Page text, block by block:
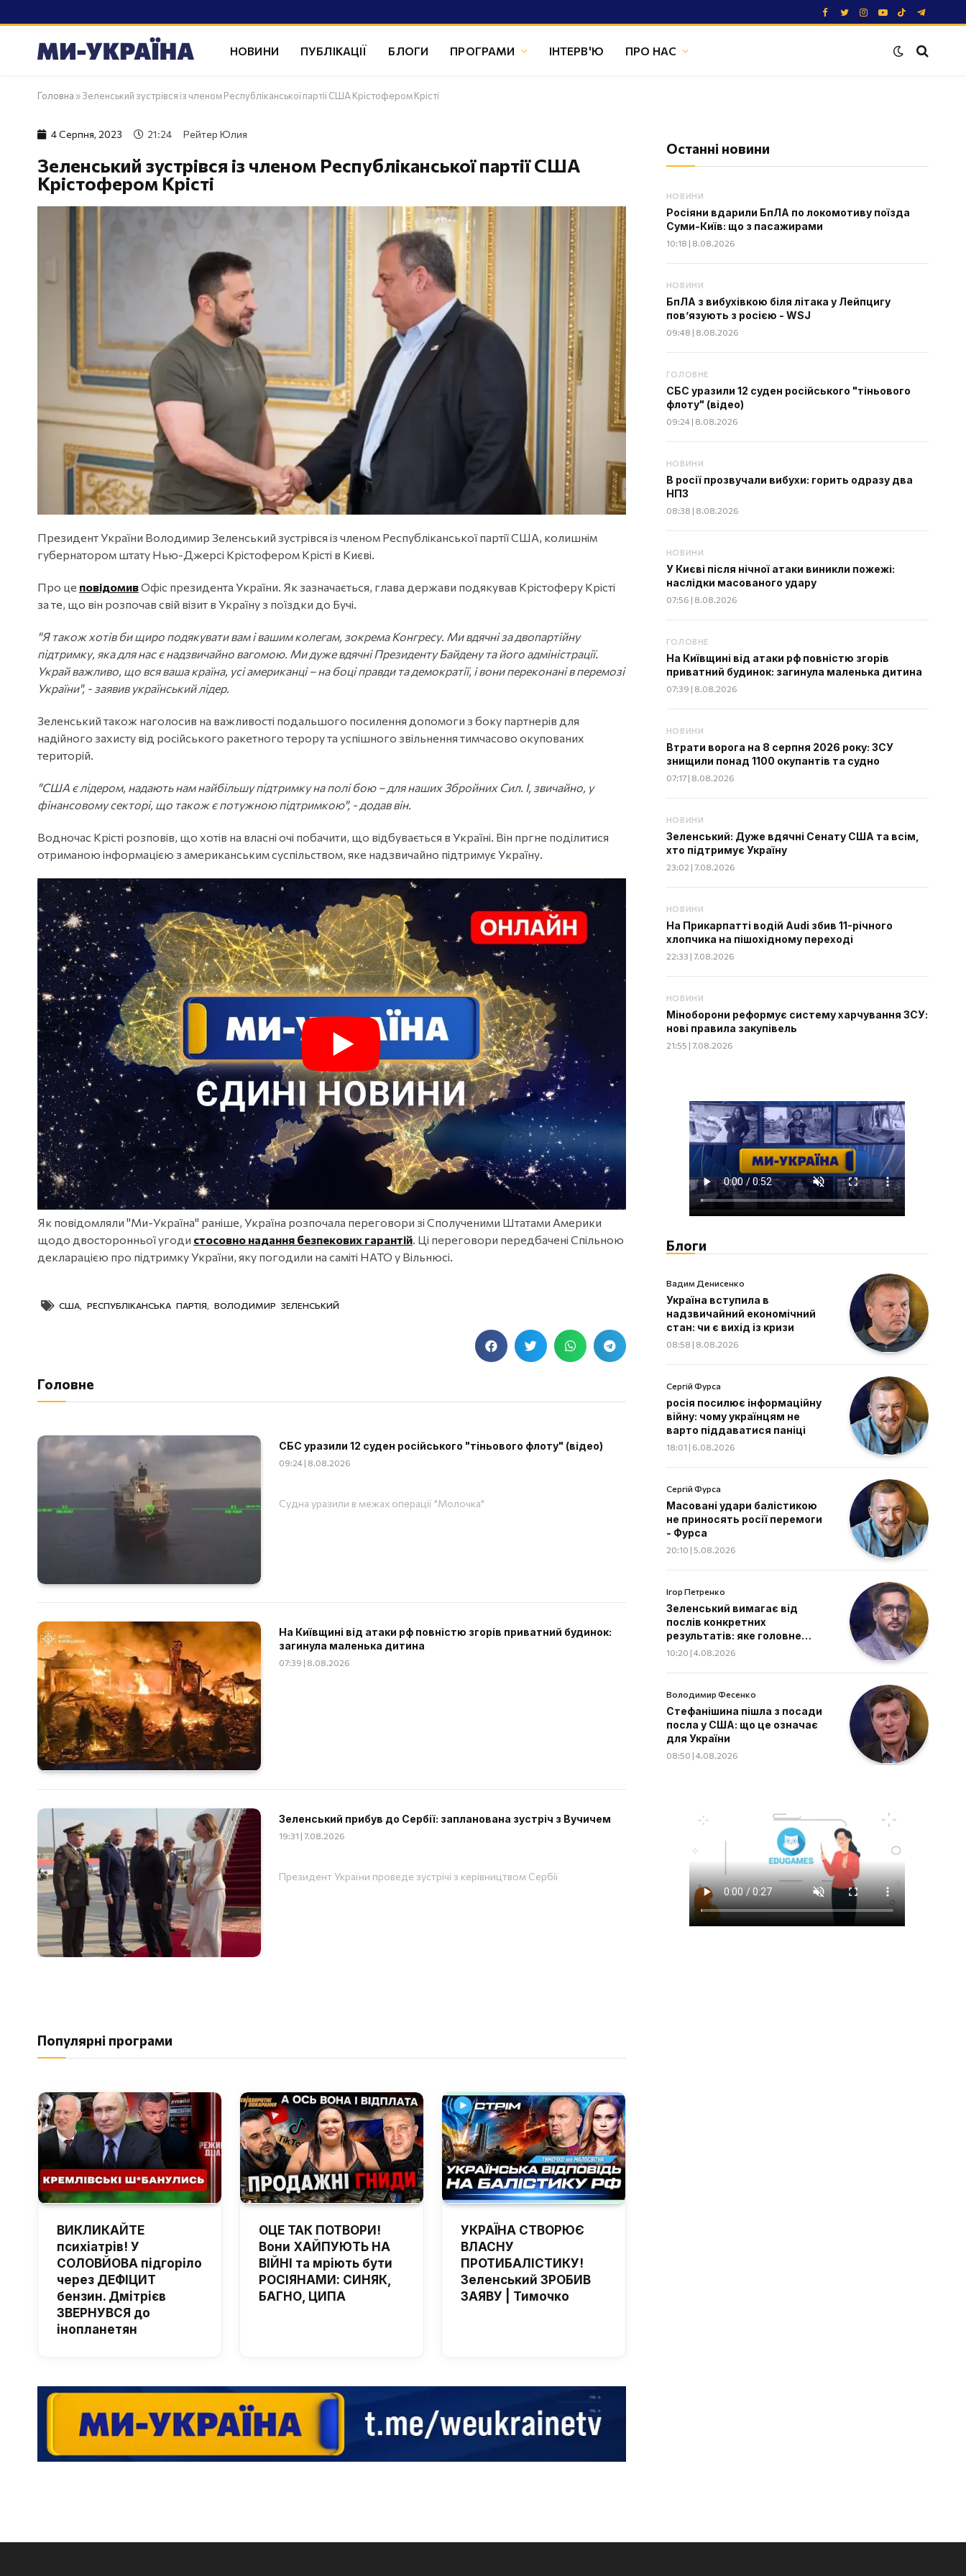
Facebook
TwitterInstagram
YouTube
TikTokTelegram
НОВИНИ ПУБЛІКАЦІЇ БЛОГИ ПРОГРАМИ ІНТЕРВ'Ю ПРО НАС
Головна »Зеленський зустрівся із членом Республіканської партії США Крістофером Крісті
4 Серпня, 2023 21:24 Рейтер Юлия
Зеленський зустрівся із членом Республіканської партії США
Крістофером Крісті
Президент України Володимир Зеленський зустрівся із членом Республіканської партії США, колишнім
губернатором штату Нью-Джерсі Крістофером Крісті в Києві.
Про це повідомивОфіс президента України. Як зазначається, глава держави подякував Крістоферу Крісті
за те, що він розпочав свій візит в Україну з поїздки до Бучі.
"Я також хотів би щиро подякувати вам і вашим колегам, зокрема Конгресу. Ми вдячні за двопартійну
підтримку, яка для нас є надзвичайно вагомою. Ми дуже вдячні Президенту Байдену та його адміністрації.
Украй важливо, що вся ваша країна, усі американці – на боці правди та демократії, і вони переконані в перемозі
України", - заявив український лідер.
Зеленський також наголосив на важливості подальшого посилення допомоги з боку партнерів для
надійного захисту від російського ракетного терору та успішного звільнення тимчасово окупованих
територій.
"США є лідером, надають нам найбільшу підтримку на полі бою – для наших Збройних Сил. І, звичайно, у
фінансовому секторі, що також є потужною підтримкою", - додав він.
Водночас Крісті розповів, що хотів на власні очі побачити, що відбувається в Україні. Він пргне поділитися
отриманою інформацією з американським суспільством, яке надзвичайно підтримує Україну.
Як повідомляли "Ми-Україна" раніше, Україна розпочала переговори зі Сполученими Штатами Америки
щодо двосторонньої угоди стосовно надання безпекових гарантій. Ці переговори передбачені Спільною
декларацією про підтримку України, яку погодили на саміті НАТО у Вільнюсі.
США, РЕСПУБЛІКАНСЬКА ПАРТІЯ, ВОЛОДИМИР ЗЕЛЕНСЬКИЙ
Головне
СБС уразили 12 суден російського "тіньового флоту" (відео)
09:24 | 8.08.2026
Судна уразили в межах операції "Молочка"
На Київщині від атаки рф повністю згорів приватний будинок:
загинула маленька дитина
07:39 | 8.08.2026
Зеленський прибув до Сербії: запланована зустріч з Вучичем
19:31 | 7.08.2026
Президент України проведе зустрічі з керівництвом Сербії
Популярні програми
ВИКЛИКАЙТЕ
психіатрів! У
СОЛОВЙОВА підгоріло
через ДЕФІЦИТ
бензин. Дмітрієв
ЗВЕРНУВСЯ до
інопланетян
ОЦЕ ТАК ПОТВОРИ!
Вони ХАЙПУЮТЬ НА
ВІЙНІ та мріють бути
РОСІЯНАМИ: СИНЯК,
БАГНО, ЦИПА
УКРАЇНА СТВОРЮЄ
ВЛАСНУ
ПРОТИБАЛІСТИКУ!
Зеленський ЗРОБИВ
ЗАЯВУ | Тимочко
Останні новини
НОВИНИ
Росіяни вдарили БпЛА по локомотиву поїзда
Суми-Київ: що з пасажирами
10:18 | 8.08.2026
НОВИНИ
БпЛА з вибухівкою біля літака у Лейпцигу
пов’язують з росією - WSJ
09:48 | 8.08.2026
ГОЛОВНЕ
СБС уразили 12 суден російського "тіньового
флоту" (відео)
09:24 | 8.08.2026
НОВИНИ
В росії прозвучали вибухи: горить одразу два
НПЗ
08:38 | 8.08.2026
НОВИНИ
У Києві після нічної атаки виникли пожежі:
наслідки масованого удару
07:56 | 8.08.2026
ГОЛОВНЕ
На Київщині від атаки рф повністю згорів
приватний будинок: загинула маленька дитина
07:39 | 8.08.2026
НОВИНИ
Втрати ворога на 8 серпня 2026 року: ЗСУ
знищили понад 1100 окупантів та судно
07:17 | 8.08.2026
НОВИНИ
Зеленський: Дуже вдячні Сенату США та всім,
хто підтримує Україну
23:02 | 7.08.2026
НОВИНИ
На Прикарпатті водій Audi збив 11-річного
хлопчика на пішохідному переході
22:33 | 7.08.2026
НОВИНИ
Міноборони реформує систему харчування ЗСУ:
нові правила закупівель
21:55 | 7.08.2026
Блоги
Вадим Денисенко
Україна вступила в
надзвичайний економічний
стан: чи є вихід із кризи
08:58 | 8.08.2026
Сергій Фурса
росія посилює інформаційну
війну: чому українцям не
варто піддаватися паніці
18:01 | 6.08.2026
Сергій Фурса
Масовані удари балістикою
не приносять росії перемоги
- Фурса
20:10 | 5.08.2026
Ігор Петренко
Зеленський вимагає від
послів конкретних
результатів: яке головне
завдання дипломатів
10:20 | 4.08.2026
Володимир Фесенко
Стефанішина пішла з посади
посла у США: що це означає
для України
08:50 | 4.08.2026